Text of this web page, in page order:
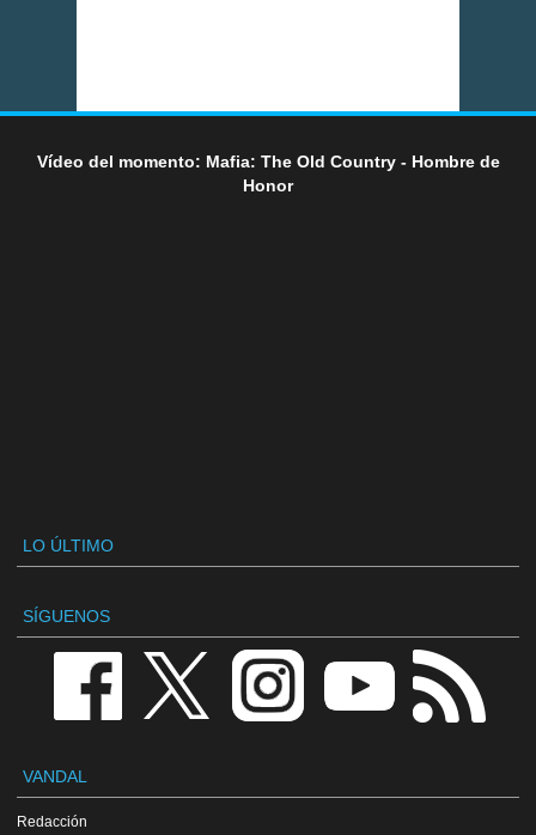
Vídeo del momento: Mafia: The Old Country - Hombre de
Honor
LO ÚLTIMO
SÍGUENOS
VANDAL
Redacción